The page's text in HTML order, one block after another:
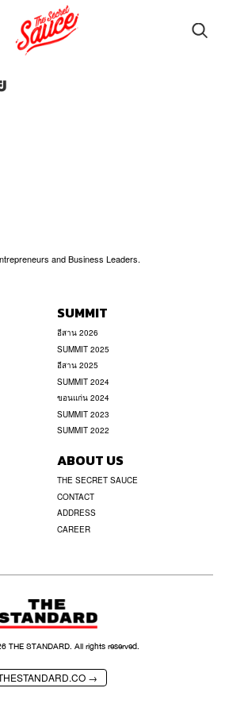
and Business Leaders.
SUMMIT
อีสาน 2026
SUMMIT 2025
อีสาน 2025
SUMMIT 2024
ขอนแก่น 2024
SUMMIT 2023
SUMMIT 2022
ABOUT US
THE SECRET SAUCE
CONTACT
ADDRESS
CAREER
→
THE STANDARD. All rights reserved.